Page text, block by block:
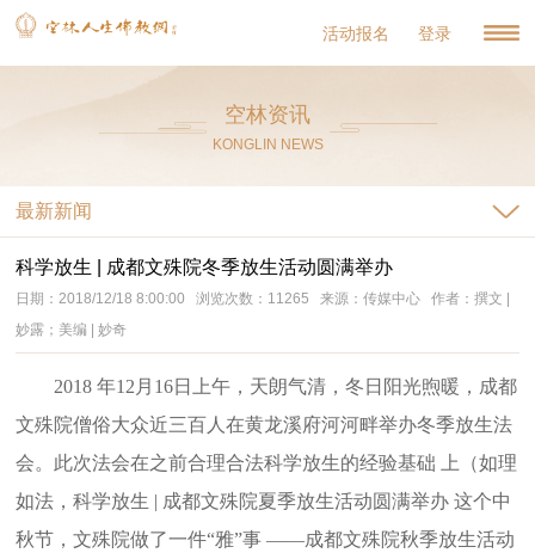
活动报名 登录
空林资讯
KONGLIN NEWS
最新新闻
科学放生 | 成都文殊院冬季放生活动圆满举办
日期：2018/12/18 8:00:00 浏览次数：11265 来源：传媒中心 作者：撰文 |
妙露；美编 | 妙奇
2018 年12月16日上午，天朗气清，冬日阳光煦暖，成都
文殊院僧俗大众近三百人在黄龙溪府河河畔举办冬季放生法
会。此次法会在之前合理合法科学放生的经验基础 上（如理
如法，科学放生 | 成都文殊院夏季放生活动圆满举办 这个中
秋节，文殊院做了一件“雅”事 ——成都文殊院秋季放生活动